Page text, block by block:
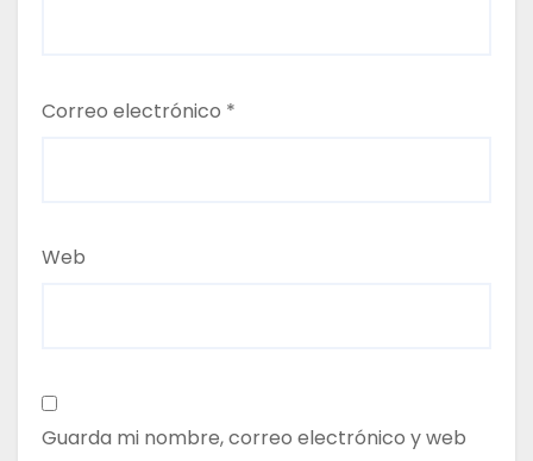
Correo electrónico *
Web
Guarda mi nombre, correo electrónico y web